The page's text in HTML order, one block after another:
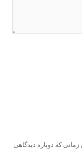
که دوباره دیدگاهی